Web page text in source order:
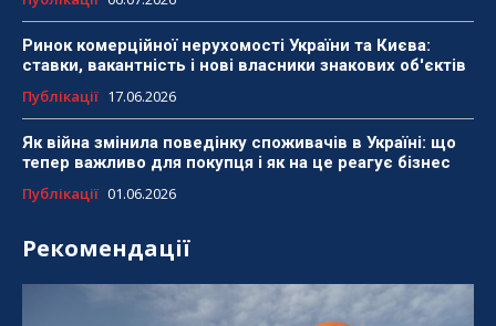
Ринок комерційної нерухомості України та Києва:
ставки, вакантність і нові власники знакових об'єктів
Публікації 17.06.2026
Як війна змінила поведінку споживачів в Україні: що
тепер важливо для покупця і як на це реагує бізнес
Публікації 01.06.2026
Рекомендації